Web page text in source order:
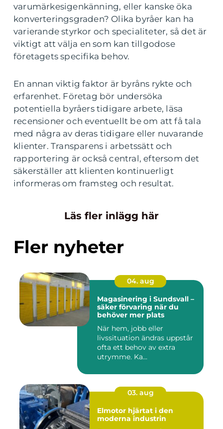
varumärkesigenkänning, eller kanske öka
konverteringsgraden? Olika byråer kan ha
varierande styrkor och specialiteter, så det är
viktigt att välja en som kan tillgodose
företagets specifika behov.
En annan viktig faktor är byråns rykte och
erfarenhet. Företag bör undersöka
potentiella byråers tidigare arbete, läsa
recensioner och eventuellt be om att få tala
med några av deras tidigare eller nuvarande
klienter. Transparens i arbetssätt och
rapportering är också central, eftersom det
säkerställer att klienten kontinuerligt
informeras om framsteg och resultat.
Läs fler inlägg här
Fler nyheter
04. aug
Magasinering i Sundsvall –
säker förvaring när du
behöver mer plats
När hem, jobb eller
livssituation ändras uppstår
ofta ett behov av extra
utrymme. Ka...
03. aug
Elmotor hjärtat i den
moderna industrin